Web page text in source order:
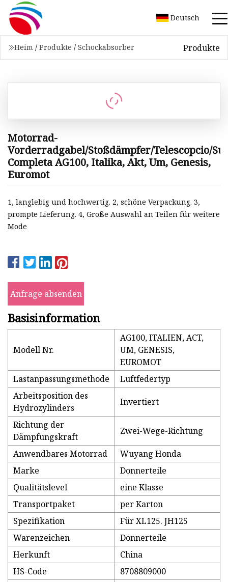
Deutsch
Heim / Produkte / Schockabsorber Produkte
Motorrad-
Vorderradgabel/Stoßdämpfer/Telescopcio/
Completa AG100, Italika, Akt, Um, Genesis,
Euromot
1, langlebig und hochwertig. 2, schöne Verpackung. 3,
prompte Lieferung. 4, Große Auswahl an Teilen für weitere
Mode
Anfrage absenden
Basisinformation
Modell Nr.
AG100, ITALIEN, ACT,
UM, GENESIS,
EUROMOT
Lastanpassungsmethode
Luftfedertyp
Arbeitsposition des
Hydrozylinders
Invertiert
Richtung der
Dämpfungskraft
Zwei-Wege-Richtung
Anwendbares Motorrad
Wuyang Honda
Marke
Donnerteile
Qualitätslevel
eine Klasse
Transportpaket
per Karton
Spezifikation
Für XL125. JH125
Warenzeichen
Donnerteile
Herkunft
China
HS-Code
8708809000